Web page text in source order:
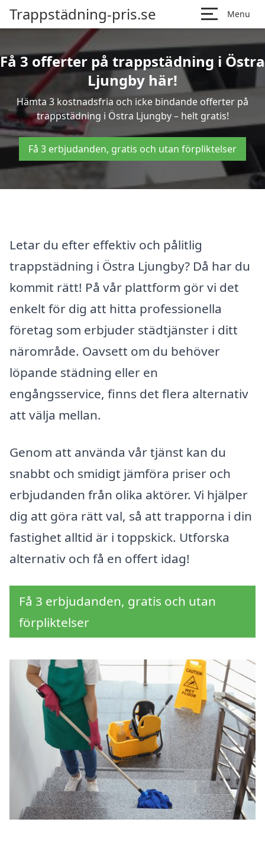
Trappstädning-pris.se Menu
Få 3 offerter på trappstädning i Östra
Ljungby här!
Hämta 3 kostnadsfria och icke bindande offerter på
trappstädning i Östra Ljungby – helt gratis!
Få 3 erbjudanden, gratis och utan förpliktelser
Letar du efter effektiv och pålitlig
trappstädning i Östra Ljungby? Då har du
kommit rätt! På vår plattform gör vi det
enkelt för dig att hitta professionella
företag som erbjuder städtjänster i ditt
närområde. Oavsett om du behöver
löpande städning eller en
engångsservice, finns det flera alternativ
att välja mellan.
Genom att använda vår tjänst kan du
snabbt och smidigt jämföra priser och
erbjudanden från olika aktörer. Vi hjälper
dig att göra rätt val, så att trapporna i din
fastighet alltid är i toppskick. Utforska
alternativ och få en offert idag!
Få 3 erbjudanden, gratis och utan
förpliktelser